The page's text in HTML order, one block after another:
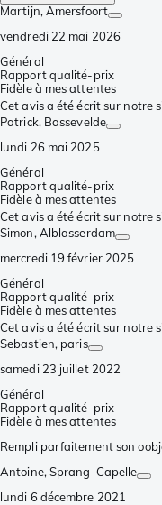
Martijn, Amersfoort
vendredi 22 mai 2026
Général
Rapport qualité-prix
Fidèle à mes attentes
Cet avis a été écrit sur notre
Patrick, Bassevelde
lundi 26 mai 2025
Général
Rapport qualité-prix
Fidèle à mes attentes
Cet avis a été écrit sur notre
Simon, Alblasserdam
mercredi 19 février 2025
Général
Rapport qualité-prix
Fidèle à mes attentes
Cet avis a été écrit sur notre
Sebastien, paris
samedi 23 juillet 2022
Général
Rapport qualité-prix
Fidèle à mes attentes
Rempli parfaitement son
Antoine, Sprang-Capelle
lundi 6 décembre 2021